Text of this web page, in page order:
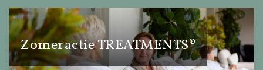
Zomeractie TREATMENTS®